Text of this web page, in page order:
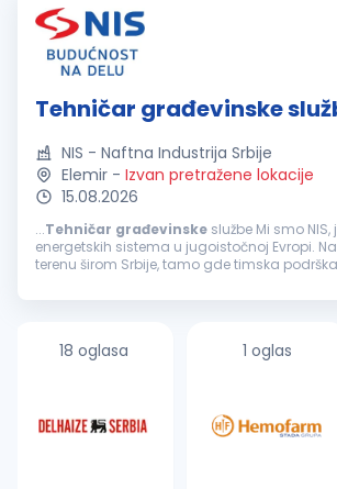
Tehničar građevinske
NIS - Naftna Industrija Srbije
Elemir - Izvan pretražene lokacije
15.08.2026
...Tehničar građevinske službe Mi smo NIS, jedan od najvećih
energetskih sistema u jugoistočnoj Evropi.
terenu širom Srbije, tamo gde timska
18 oglasa 1 oglas